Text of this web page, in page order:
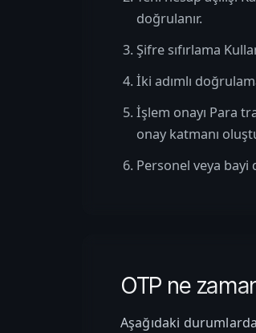
doğrulanır.
Şifre sıfırlama
İki adımlı
İşlem onayı Para
onay katmanı
Personel veya bayi
OTP ne
Aşağıdaki